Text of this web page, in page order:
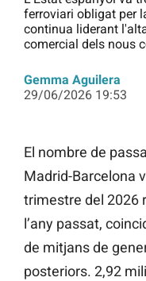
ferroviari obligat per
continua liderant
comercial dels nous
Gemma Aguilera
29/06/2026 19:53
El nombre de
Madrid-Barcelona
trimestre del 2026
l’any passat,
de mitjans de
posteriors. 2,92